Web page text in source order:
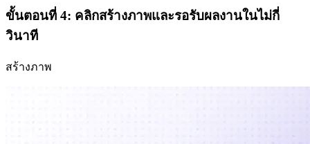
ขั้นตอนที่ 4: คลิกสร้างภาพและรอรับผลงานในไม่กี่
วินาที
สร้างภาพ